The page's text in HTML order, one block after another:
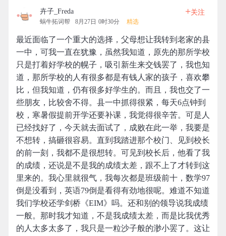
卉子_Freda
蜗牛拓词帮 8月27日 0时30分 精选
+关注
最近面临了一个重大的选择，父母想让我转到老家的县
一中，可我一直在犹豫，虽然我知道，原先的那所学校
只是打着好学校的幌子，吸引新生来交钱罢了，我也知
道，那所学校的人有很多都是有钱人家的孩子，喜欢攀
比，但我知道，仍有很多好学生的。而且，我也交了一
些朋友，比较舍不得。县一中抓得很紧，每天6点钟到
校，寒暑假提前开学还要补课，我觉得很辛苦。可是人
已经找好了，今天就去面试了，成败在此一举，我要是
不想转，搞砸很容易。直到我踏进那个校门、见到校长
的前一刻，我都不是很想转。可见到校长后，他看了我
的成绩，还说是不是我的成绩太差，跟不上了才转到这
里来的。我心里就很气，我每次都是班级前十，数学97
倒是没看到，英语79倒是看得有劲地很呢。难道不知道
我们学校还学剑桥《EIM》吗。还和别的领导说我成绩
一般。那时我才知道，不是我成绩太差，而是比我优秀
的人太多太多了，我只是一粒沙子般的渺小罢了。这让